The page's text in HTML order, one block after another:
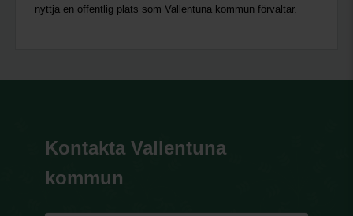
nyttja en offentlig plats som Vallentuna kommun förvaltar.
Kontakta Vallentuna
kommun